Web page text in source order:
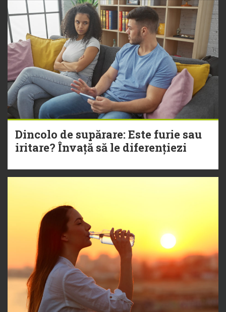
Dincolo de supărare: Este furie sau
iritare? Învață să le diferențiezi